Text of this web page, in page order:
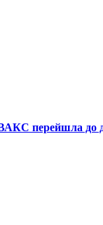
перейшла до